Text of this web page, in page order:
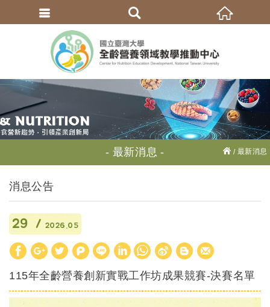
最新消息 最新消息
消息公告
29 2026.05
115年全齡營養創新實戰工作坊成果競賽-決賽名單